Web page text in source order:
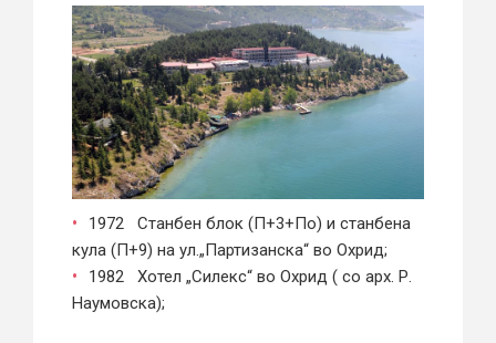
1972 Станбен блок (П+3+По) и станбена
кула (П+9) на ул.„Партизанска“ во Охрид;
1982 Хотел „Силекс“ во Охрид ( со арх. Р.
Наумовска);